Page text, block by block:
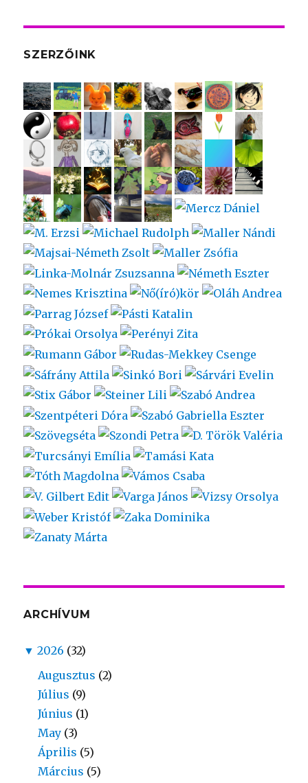
SZERZŐINK
ARCHÍVUM
▼ 2026 (32)
Augusztus (2)
Július (9)
Június (1)
May (3)
Április (5)
Március (5)